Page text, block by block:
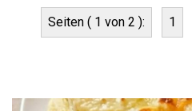
Seiten ( 1 von 2 ): 1